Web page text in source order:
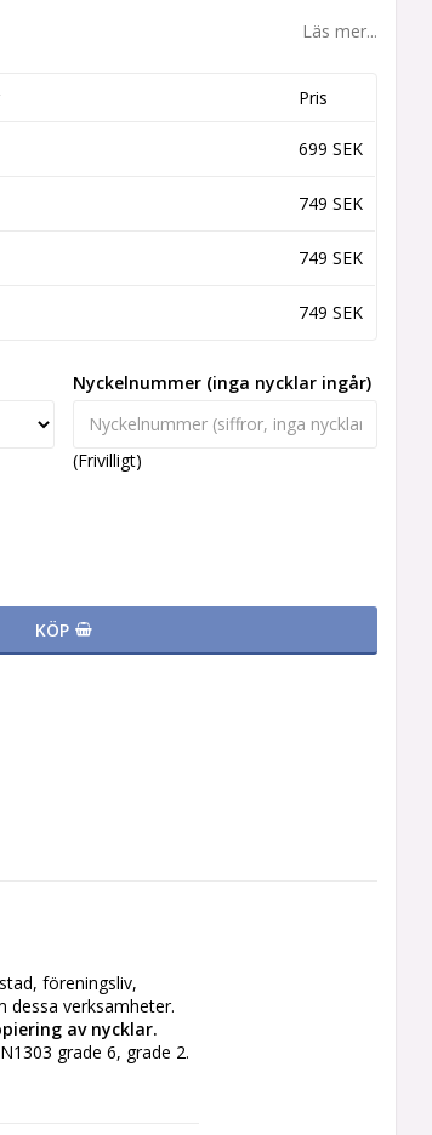
Läs mer...
Pris
699 SEK
749 SEK
749 SEK
749 SEK
Nyckelnummer (inga nycklar ingår)
(Frivilligt)
KÖP
föreningsliv,
av nycklar.
grade 6, grade 2.